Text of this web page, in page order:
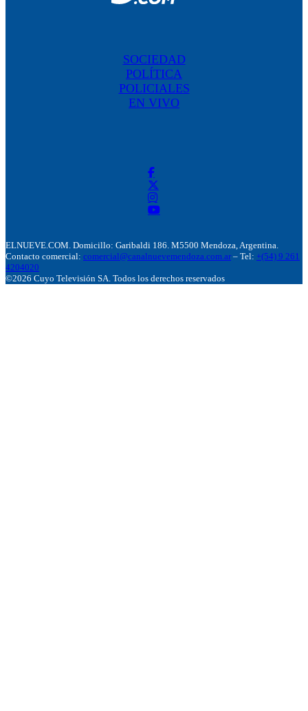
SOCIEDAD
POLÍTICA
POLICIALES
EN VIVO
ELNUEVE.COM. Domicillo: Garibaldi 186. M5500 Mendoza, Argentina.
Contacto comercial: comercial@canalnuevemendoza.com.ar – Tel: +(54) 9 261
4204020
©2026 Cuyo Televisión SA. Todos los derechos reservados